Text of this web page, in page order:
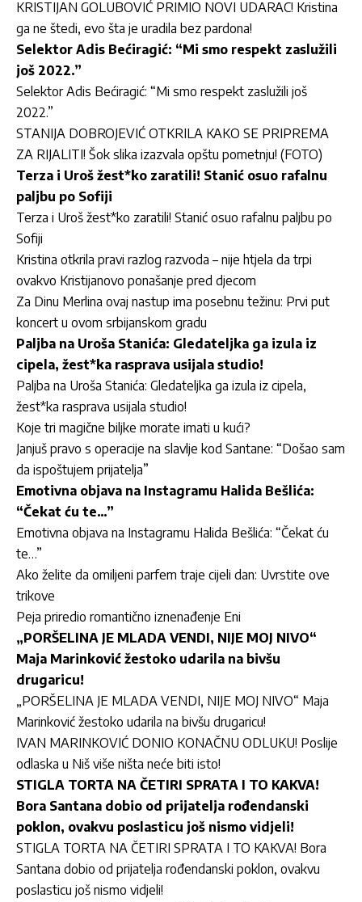
KRISTIJAN GOLUBOVIĆ PRIMIO NOVI UDARAC! Kristina
ga ne štedi, evo šta je uradila bez pardona!
Selektor Adis Bećiragić: “Mi smo respekt zaslužili
još 2022.”
Selektor Adis Bećiragić: “Mi smo respekt zaslužili još
2022.”
STANIJA DOBROJEVIĆ OTKRILA KAKO SE PRIPREMA
ZA RIJALITI! Šok slika izazvala opštu pometnju! (FOTO)
Terza i Uroš žest*ko zaratili! Stanić osuo rafalnu
paljbu po Sofiji
Terza i Uroš žest*ko zaratili! Stanić osuo rafalnu paljbu po
Sofiji
Kristina otkrila pravi razlog razvoda – nije htjela da trpi
ovakvo Kristijanovo ponašanje pred djecom
Za Dinu Merlina ovaj nastup ima posebnu težinu: Prvi put
koncert u ovom srbijanskom gradu
Paljba na Uroša Stanića: Gledateljka ga izula iz
cipela, žest*ka rasprava usijala studio!
Paljba na Uroša Stanića: Gledateljka ga izula iz cipela,
žest*ka rasprava usijala studio!
Koje tri magične biljke morate imati u kući?
Janjuš pravo s operacije na slavlje kod Santane: “Došao sam
da ispoštujem prijatelja”
Emotivna objava na Instagramu Halida Bešlića:
“Čekat ću te…”
Emotivna objava na Instagramu Halida Bešlića: “Čekat ću
te…”
Ako želite da omiljeni parfem traje cijeli dan: Uvrstite ove
trikove
Peja priredio romantično iznenađenje Eni
„PORŠELINA JE MLADA VENDI, NIJE MOJ NIVO“
Maja Marinković žestoko udarila na bivšu
drugaricu!
„PORŠELINA JE MLADA VENDI, NIJE MOJ NIVO“ Maja
Marinković žestoko udarila na bivšu drugaricu!
IVAN MARINKOVIĆ DONIO KONAČNU ODLUKU! Poslije
odlaska u Niš više ništa neće biti isto!
STIGLA TORTA NA ČETIRI SPRATA I TO KAKVA!
Bora Santana dobio od prijatelja rođendanski
poklon, ovakvu poslasticu još nismo vidjeli!
STIGLA TORTA NA ČETIRI SPRATA I TO KAKVA! Bora
Santana dobio od prijatelja rođendanski poklon, ovakvu
poslasticu još nismo vidjeli!